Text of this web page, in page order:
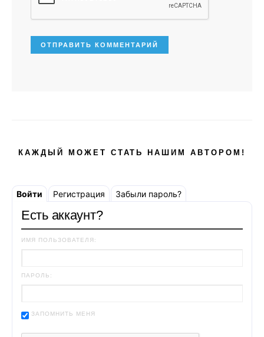
КАЖДЫЙ МОЖЕТ СТАТЬ НАШИМ АВТОРОМ!
Войти Регистрация Забыли пароль?
Есть аккаунт?
ИМЯ ПОЛЬЗОВАТЕЛЯ:
ПАРОЛЬ:
ЗАПОМНИТЬ МЕНЯ